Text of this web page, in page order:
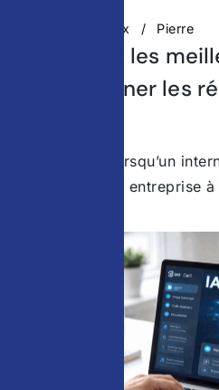
Réseaux Sociaux Pierre
SEO local : les
pour dominer les
Aujourd’hui, lorsqu’un
service ou une entreprise à